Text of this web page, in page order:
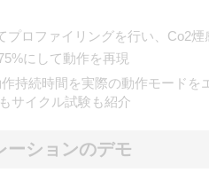
ロファイリングを行い、Co2煙
にして動作を再現
持続時間を実際の動作モードを
サイクル試験も紹介
ーションのデモ